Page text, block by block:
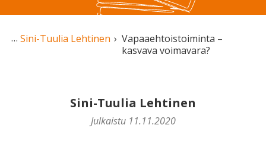
Sini-Tuulia Lehtinen
Vapaaehtoistoiminta –
kasvava voimavara?
Sini-Tuulia Lehtinen
Julkaistu 11.11.2020